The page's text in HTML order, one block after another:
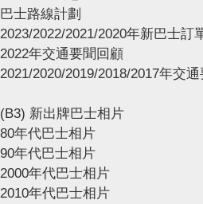
巴士路線計劃
2023/2022/2021/2020年新巴士訂
2022年交通要聞回顧
2021/2020/2019/2018/2017年交
(B3) 新出牌巴士相片
80年代巴士相片
90年代巴士相片
2000年代巴士相片
2010年代巴士相片